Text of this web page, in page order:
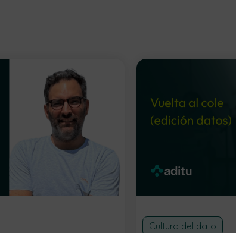
Cultura del dato